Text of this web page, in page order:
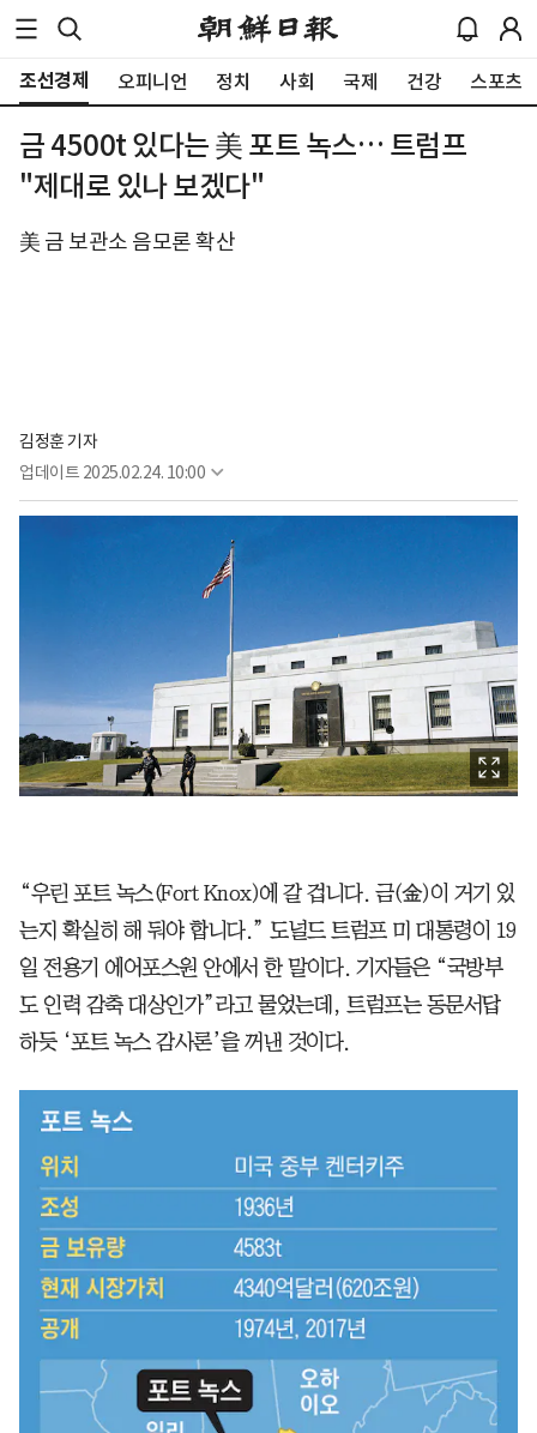
조선경제 오피니언 정치 사회 국제 건강 스포츠
금 4500t 있다는 美 포트 녹스… 트럼프
"제대로 있나 보겠다"
美 금 보관소 음모론 확산
김정훈 기자
업데이트 2025.02.24. 10:00
“우린 포트 녹스(Fort Knox)에 갈 겁니다. 금(金)이 거기 있
는지 확실히 해 둬야 합니다.” 도널드 트럼프 미 대통령이 19
일 전용기 에어포스원 안에서 한 말이다. 기자들은 “국방부
도 인력 감축 대상인가”라고 물었는데, 트럼프는 동문서답
하듯 ‘포트 녹스 감사론’을 꺼낸 것이다.